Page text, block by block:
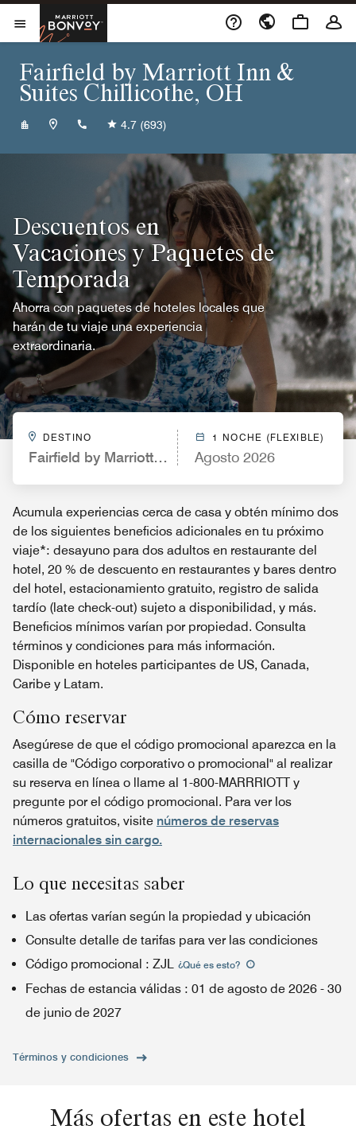
Skip to Content
Abrir el menú
Marriott Bonvoy
Fairfield by Marriott Inn &
Suites Chillicothe, OH
+17407719090
4.7 (693)
Descuentos en
Vacaciones y Paquetes de
Temporada
Ahorra con paquetes de hoteles locales que
harán de tu viaje una experiencia
extraordinaria.
DESTINO
Fairfield by Marriott Inn & Suites Chillicothe, OH
1 NOCHE (FLEXIBLE)
Agosto 2026
Acumula experiencias cerca de casa y obtén mínimo dos
de los siguientes beneficios adicionales en tu próximo
viaje*: desayuno para dos adultos en restaurante del
hotel, 20 % de descuento en restaurantes y bares dentro
del hotel, estacionamiento gratuito, registro de salida
tardío (late check-out) sujeto a disponibilidad, y más.
Beneficios mínimos varían por propiedad. Consulta
términos y condiciones para más información.
Disponible en hoteles participantes de US, Canada,
Caribe y Latam.
Cómo reservar
Asegúrese de que el código promocional aparezca en la
casilla de "Código corporativo o promocional" al realizar
su reserva en línea o llame al 1-800-MARRRIOTT y
pregunte por el código promocional. Para ver los
números gratuitos, visite números de reservas
internacionales sin cargo.
Lo que necesitas saber
Las ofertas varían según la propiedad y ubicación
Consulte detalle de tarifas para ver las condiciones
Código promocional : ZJL ¿Qué es esto?
Fechas de estancia válidas : 01 de agosto de 2026 - 30
de junio de 2027
Términos y condiciones
Más ofertas en este hotel